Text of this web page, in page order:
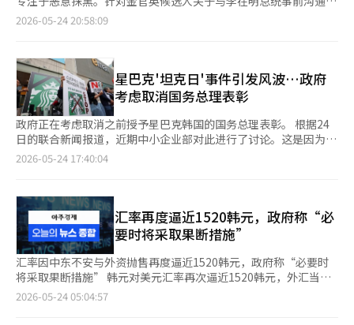
箱”。容量503毫升则是17盎司的换算结果，产品自2023年起已在
澳大利亚、泰国等多个国家销售，容量标识一致。
结构上使卡司与合作品牌几乎形成“命运共同体”，一旦合作方陷
入争议，相关风险也可能直接传导至信用卡公司。与通过整合多家
方共同承担成本与收益，并围绕单一品牌权益设计产品，因此对合
作品牌形象依赖度更高。 一位信用卡业界相关人士表示：“PLCC
在吸引合作品牌高忠诚度客户方面效果显著，但营销成本也相对较
高。一旦发生消费者抵制运动等负面事件，其冲击将由双方共同承
担，这也是PLCC模式的结构性弱点。”
国民力量的首尔市长候选人吴世勋也讽刺道：“郑元浩候选人也在
其竞选团队中下达了星巴克禁令，真是迅速而准确地迎合总统的意
媒体似乎已经成为一种国家暴力，毫不夸张地说。”他还表
示：“在21世纪的韩国，仿佛在目睹北朝鲜独裁政权的人民审
判。” 改革新党总选举委员会主席李俊锡也批评道：“现在总统
每天都应该反思和指责的对象，不是星巴克、内塔尼亚胡或是恶搞
网站，而是镜子中的李在明总统。” 与此相对，共同民主党则反
驳国民力量在5·18扭曲争议中模糊了本质。 共同民主党首席发言
人姜俊贤批评道：“上周围绕星巴克的5·18侮辱事件引发争议，
国民力量突然开始攻击李在明政府和执政党。”他表示：“政府和
常识作为争斗和选举的工具的是国民力量。” 姜发言人还强
调：“与5·18和世越号沉船事件相关，虽然总统会感到愤怒，但
民众也同样愤怒，代表民众发声是总统应有的职责。” 共同民主
党发言人朴智惠批评道：“对星巴克贬低民主运动的营销进行合理
批评，却被指责为‘总统主导的国家暴力’，这显然是过分的言论
和扭曲的煽动。”※ 本报道经人工智能（AI）系统翻译与编辑。
言论，民主党呼吁其道歉，称该言论并不属实。 强俊贤发言人在
道：“国民力量至今没有向公众展示出任何有效的选举策略，仍然
只是在进行恶意抹黑。” 他接着指出：“张东赫代表将强调5·18
精神的行为视为对民众的威胁，并声称政府和执政党在进行女巫猎
杀。”他表示：“这严重亵渎了国家暴力受害者的历史，民众对此
感到愤怒。” 他还表示：“政府和执政党并未强迫民众愤怒和抵
制。国民力量将纠正错误历史观的合理常识当作争斗和选举手段，
难道不是在滥用吗？”并指出：“这绝不是正常的思维方式。”
他提到，张代表对朴秀贤候选人的个人信息进行无差别抹黑，尽管
传播恶意虚假信息的行为，民主党将考虑采取法律措施，包括举报
等。 此外，强发言人还批评了金候选人关于与李总统事前沟通的
言论。他表示：“通过青瓦台核实事实后，确认该言论完全不属
实。”他指出：“这是试图借助总统的光环进行政治算计，并以谎
言中伤总统的行为。” 他补充道：“金候选人不仅未能反省因现
金分发而失去民主党候选人资格的过错，反而急于以无党籍身份参
选，提出荒谬的辩解。”他呼吁金候选人承认将总统的名字错误地
用于选举，并尽快向总统、民主党及全体全北道民道歉。”
2026-05-24 20:58:09
星巴克'坦克日'事件引发风波…政府
考虑取消国务总理表彰
政府正在考虑取消之前授予星巴克韩国的国务总理表彰。 根据24
日的联合新闻报道，近期中小企业部对此进行了讨论。这是因为在
5·18民主化运动纪念日，星巴克在进行保温杯促销时使用了“坦
本地农户等贡献，获得了国务总理表彰。 根据《奖励法》，在以
下情况下可以取消奖项：如果公职被证明为虚假，或因犯国家安全
罪而被判刑，或逃往敌对地区，或被判处死刑、无期徒刑或一年以
上的监禁并且该判决已生效。 然而，中小企业部分析了星巴克当
时提交的公职记录，并讨论了该内容是否与此次争议相关，但认为
不符合取消的条件。 尽管如此，仍有声音认为，随着社会上对星
巴克产品的抵制运动蔓延，政府取消表彰的可能性依然存在。 根
据今年初行政安全部发布的《政府表彰工作指引》，明确指出要定
2026-05-24 17:40:04
汇率再度逼近1520韩元，政府称“必
要时将采取果断措施”
汇率因中东不安与外资抛售再度逼近1520韩元，政府称“必要时
将采取果断措施” 韩元对美元汇率再次逼近1520韩元，外汇当局
为稳定汇率进行了口头干预。然而，自上个月2日以来，汇率在约
2026-05-24 05:04:57